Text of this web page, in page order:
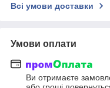
Всі умови доставки
Умови оплати
Ви отримаєте